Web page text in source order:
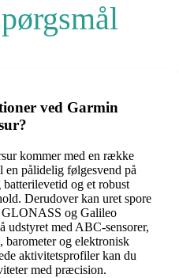
ved Garmin
kommer med en række
en pålidelig følgesvend på
og et robust
Derudover kan uret spore
og Galileo
udstyret med ABC-sensorer,
barometer og elektronisk
aktivitetsprofiler kan du
med præcision.